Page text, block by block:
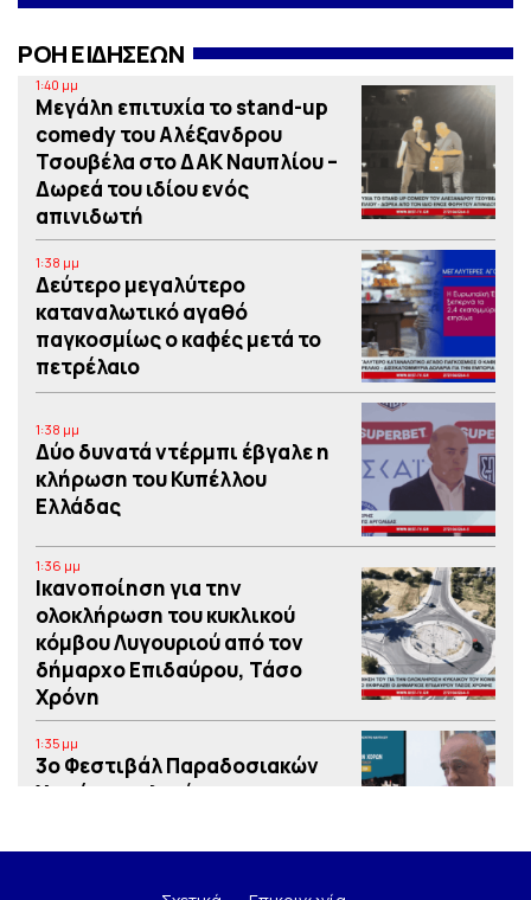
ΡΟΗ ΕΙΔΗΣΕΩΝ
1:40 μμ
Μεγάλη επιτυχία το stand-up
comedy του Αλέξανδρου
Τσουβέλα στο ΔΑΚ Ναυπλίου –
Δωρεά του ιδίου ενός
απινιδωτή
1:38 μμ
Δεύτερο μεγαλύτερο
καταναλωτικό αγαθό
παγκοσμίως ο καφές μετά το
πετρέλαιο
1:38 μμ
Δύο δυνατά ντέρμπι έβγαλε η
κλήρωση του Κυπέλλου
Ελλάδας
1:36 μμ
Iκανοποίηση για την
ολοκλήρωση του κυκλικού
κόμβου Λυγουριού από τον
δήμαρχο Επιδαύρου, Τάσο
Χρόνη
1:35 μμ
3o Φεστιβάλ Παραδοσιακών
Χορών στο λιμάνι του
Κέντρο Ναυπλίας – Ερμιονίδας